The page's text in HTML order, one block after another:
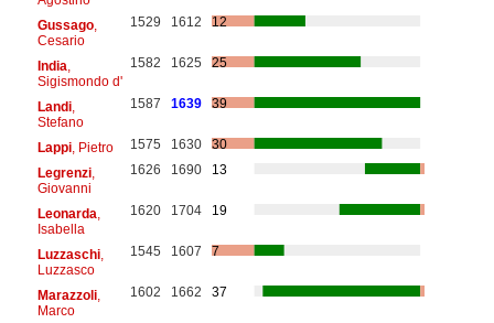
Gussago,
Cesario
1529 1612 12
India
Sigismondo d'
1582 1625 25
Landi,
Stefano
1587 1639 39
Lappi, Pietro 1575 1630
30
Legrenzi,
Giovanni
1626 1690 13
Leonarda
Isabella
1620 1704 19
Luzzaschi,
Luzzasco
1545 1607 7
Marazzoli,
Marco
1602 1662 37